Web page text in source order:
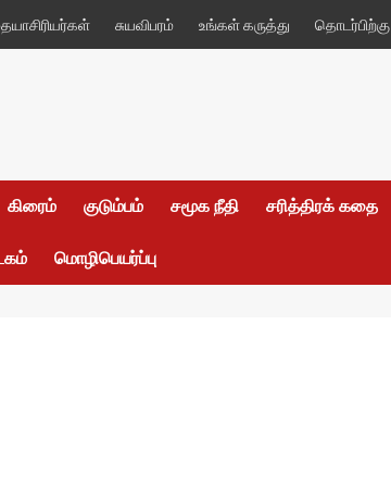
சுயவிபரம் உங்கள் கருத்து தொடர்பிற்கு
கிரைம் குடும்பம் சமூக நீதி சரித்திரக் கதை
மொழிபெயர்ப்பு